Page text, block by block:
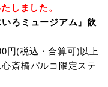
しました。
ろミュージアム』飲
円(税込・合算可)以上
斎橋パルコ限定ステ